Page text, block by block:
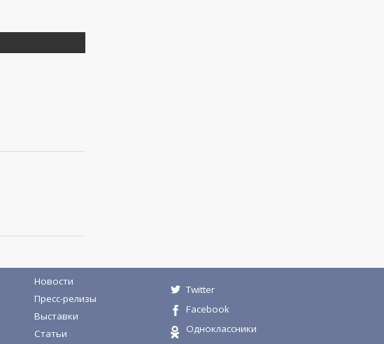
Новости
Пресс-релизы
Выставки
Статьи
Twitter
Facebook
Одноклассники